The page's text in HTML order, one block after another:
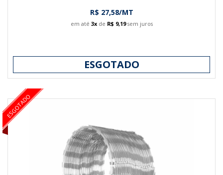
R$ 27,58/MT
em até 3xde R$ 9,19sem juros
ESGOTADO
ESGOTADO